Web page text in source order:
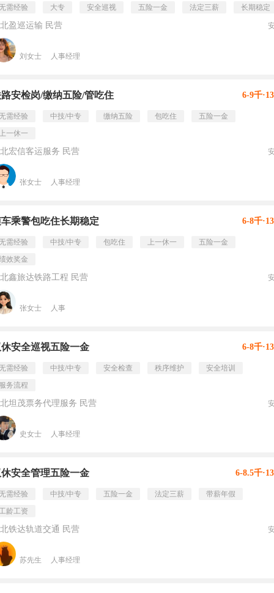
需经验 大专 安全巡视 五险一金 法定三薪 长期稳定
盈巡运输 民营
刘女士 人事经理
安检岗/缴纳五险/管吃住 6-9千
需经验 中技/中专 缴纳五险 包吃住
五险一金
一休一
宏信客运服务 民营
张女士 人事经理
乘警包吃住长期稳定 6-8千
需经验 中技/中专 包吃住 上一休一
五险一金
效奖金
鑫旅达铁路工程 民营
张女士 人事
安全巡视五险一金 6-8千
需经验 中技/中专 安全检查 秩序维护
安全培训
务流程
坦茂票务代理服务 民营
史女士 人事经理
安全管理五险一金 6-8.5千
需经验 中技/中专 五险一金 法定三薪
带薪年假
龄工资
铁达轨道交通 民营
苏先生 人事经理